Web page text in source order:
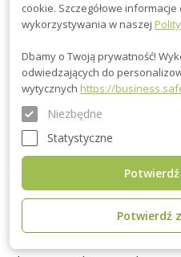
utrzymując jego konstrukcję i
stanie.
• Zewnętrzny i wewnętrzny
szkieletowej jest indywidualną
domek o takim wyglądzie, jaki
pasuje do innych materiałów
wnętrz i elewacji.
• Domek o konstrukcji
W konstrukcjach domu
nieprzepuszczające wiatru.
cookie. Szczegółowe
wykorzystywania w naszej
Dbamy o Twoją prywatność!
odwiedzających do
wytycznych https://
Niezbędne
Statystyczne
Potwierdź